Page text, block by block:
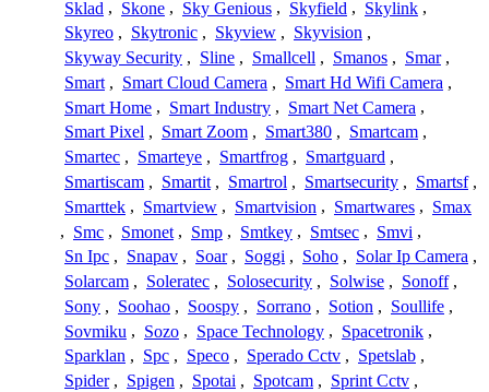
Sklad , Skone , Sky Genious , Skyfield , Skylink ,
Skyreo , Skytronic , Skyview , Skyvision ,
Skyway Security , Sline , Smallcell , Smanos , Smar ,
Smart , Smart Cloud Camera , Smart Hd Wifi Camera ,
Smart Home , Smart Industry , Smart Net Camera ,
Smart Pixel , Smart Zoom , Smart380 , Smartcam ,
Smartec , Smarteye , Smartfrog , Smartguard ,
Smartiscam , Smartit , Smartrol , Smartsecurity , Smartsf ,
Smarttek , Smartview , Smartvision , Smartwares , Smax
, Smc , Smonet , Smp , Smtkey , Smtsec , Smvi ,
Sn Ipc , Snapav , Soar , Soggi , Soho , Solar Ip Camera ,
Solarcam , Soleratec , Solosecurity , Solwise , Sonoff ,
Sony , Soohao , Soospy , Sorrano , Sotion , Soullife ,
Sovmiku , Sozo , Space Technology , Spacetronik ,
Sparklan , Spc , Speco , Sperado Cctv , Spetslab ,
Spider , Spigen , Spotai , Spotcam , Sprint Cctv ,